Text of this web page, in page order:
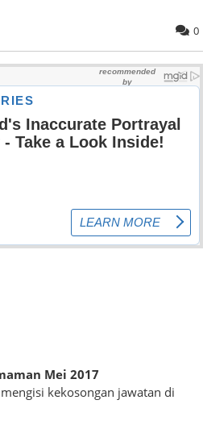
0
Mei 2017
kekosongan jawatan di